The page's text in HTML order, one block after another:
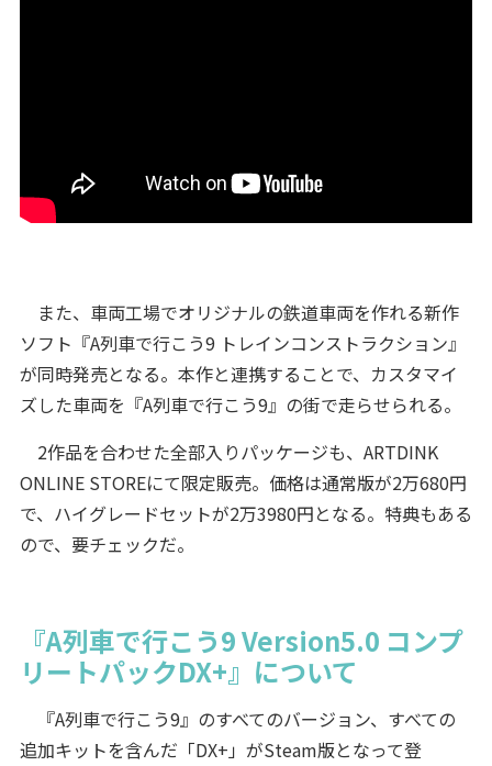
また、車両工場でオリジナルの鉄道車両を作れる新作
ソフト『A列車で行こう9 トレインコンストラクション』
が同時発売となる。本作と連携することで、カスタマイ
ズした車両を『A列車で行こう9』の街で走らせられる。
2作品を合わせた全部入りパッケージも、ARTDINK
ONLINE STOREにて限定販売。価格は通常版が2万680円
で、ハイグレードセットが2万3980円となる。特典もある
ので、要チェックだ。
『A列車で行こう9 Version5.0 コンプ
リートパックDX+』について
『A列車で行こう9』のすべてのバージョン、すべての
追加キットを含んだ「DX+」がSteam版となって登